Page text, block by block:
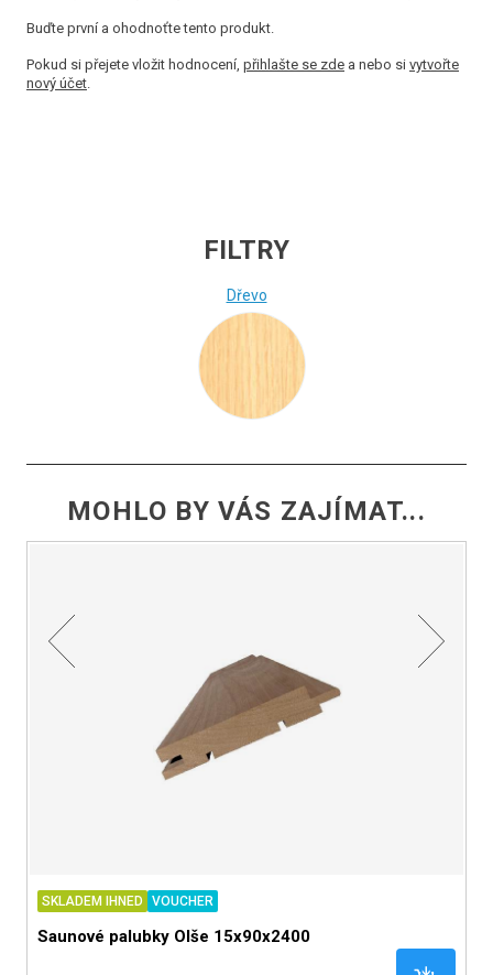
Buďte první a ohodnoťte tento produkt.
Pokud si přejete vložit hodnocení, přihlašte se zde a nebo si vytvořte
nový účet.
FILTRY
Dřevo
MOHLO BY VÁS ZAJÍMAT...
SKLADEM IHNED VOUCHER
Saunové palubky Olše 15x90x2400